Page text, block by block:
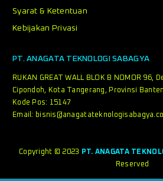
Syarat & Ketentuan
Kebijakan Privasi
PT. ANAGATA TEKNOLOGI SABAGYA
RUKAN GREAT WALL BLOK B NOMOR 96,
Cipondoh, Kota Tangerang, Provinsi Banten,
Kode Pos: 15147
Email:
Copyright © 2023 PT. ANAGATA
Reserved